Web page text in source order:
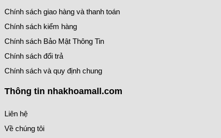
Chính sách giao hàng và thanh toán
Chính sách kiểm hàng
Chính sách Bảo Mật Thông Tin
Chính sách đổi trả
Chính sách và quy định chung
Thông tin nhakhoamall.com
Liên hệ
Về chúng tôi